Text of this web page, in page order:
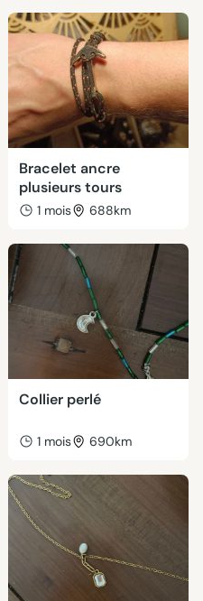
Bracelet ancre
plusieurs tours
1 mois 688km
Collier perlé
1 mois 690km